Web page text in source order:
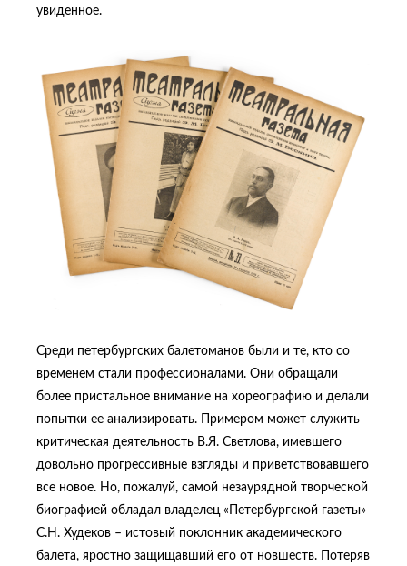
увиденное.
Среди петербургских балетоманов были и те, кто со
временем стали профессионалами. Они обращали
более пристальное внимание на хореографию и делали
попытки ее анализировать. Примером может служить
критическая деятельность В.Я. Светлова, имевшего
довольно прогрессивные взгляды и приветствовавшего
все новое. Но, пожалуй, самой незаурядной творческой
биографией обладал владелец «Петербургской газеты»
С.Н. Худеков – истовый поклонник академического
балета, яростно защищавший его от новшеств. Потеряв